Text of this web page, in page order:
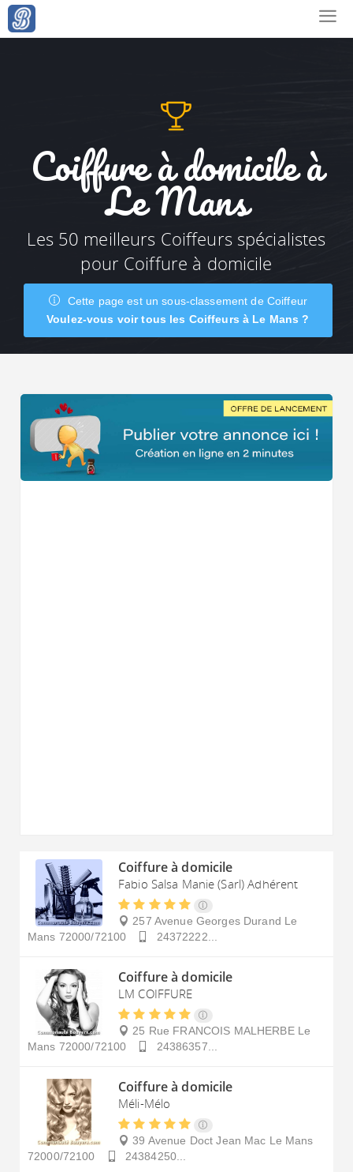
Coiffure à domicile à
Le Mans
Les 50 meilleurs Coiffeurs spécialistes
pour Coiffure à domicile
Cette page est un sous-classement de Coiffeur
Voulez-vous voir tous les Coiffeurs à Le Mans ?
Coiffure à domicile
Fabio Salsa Manie (Sarl) Adhérent
257 Avenue Georges Durand Le
Mans 72000/72100 24372222...
Coiffure à domicile
LM COIFFURE
25 Rue FRANCOIS MALHERBE Le
Mans 72000/72100 24386357...
Coiffure à domicile
Méli-Mélo
39 Avenue Doct Jean Mac Le Mans
72000/72100
24384250...